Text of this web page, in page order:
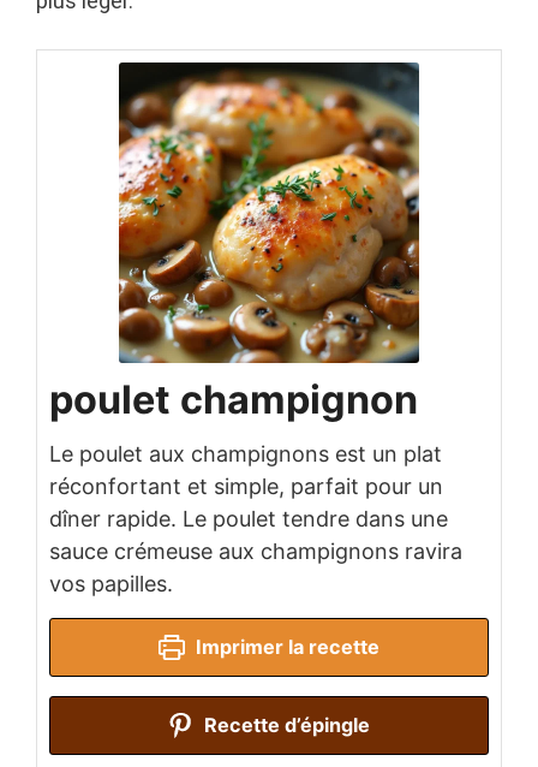
poulet champignon
Le poulet aux champignons est un plat
réconfortant et simple, parfait pour un
dîner rapide. Le poulet tendre dans une
sauce crémeuse aux champignons ravira
vos papilles.
Imprimer la recette
Recette d’épingle